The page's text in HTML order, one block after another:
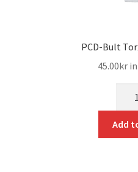
PCD-Bult
45.00kr
Add